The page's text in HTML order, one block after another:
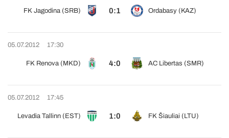
FK Jagodina (SRB) 0:1 Ordabasy (KAZ)
05.07.2012 17:30
FK Renova (MKD) 4:0 AC Libertas (SMR)
05.07.2012 17:45
Levadia Tallinn (EST) 1:0 FK Šiauliai (LTU)